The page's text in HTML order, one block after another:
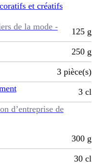
et créatifs
de la mode -
d’entreprise de
125 g
250 g
3 pièce(s)
3 cl
300 g
30 cl